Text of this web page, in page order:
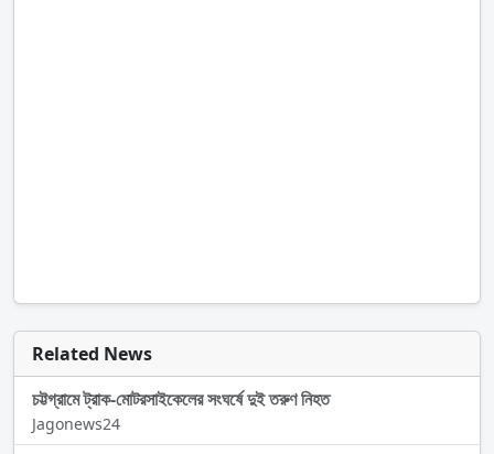
Related News
চট্টগ্রামে ট্রাক-মোটরসাইকেলের সংঘর্ষে দুই তরুণ নিহত
Jagonews24